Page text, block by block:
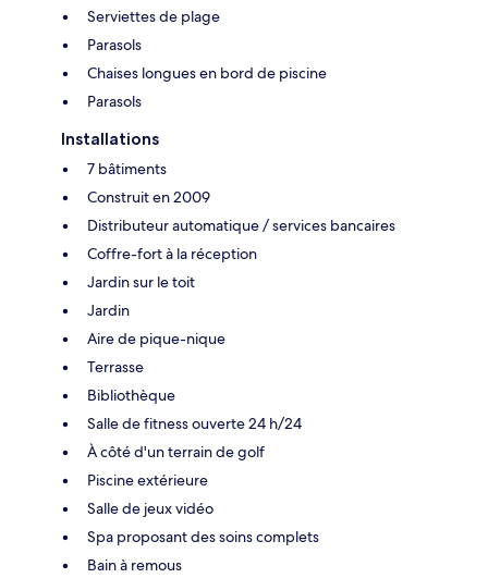
Serviettes de plage
Parasols
Chaises longues en bord de piscine
Parasols
Installations
7 bâtiments
Construit en 2009
Distributeur automatique / services bancaires
Coffre-fort à la réception
Jardin sur le toit
Jardin
Aire de pique-nique
Terrasse
Bibliothèque
Salle de fitness ouverte 24 h/24
À côté d'un terrain de golf
Piscine extérieure
Salle de jeux vidéo
Spa proposant des soins complets
Bain à remous